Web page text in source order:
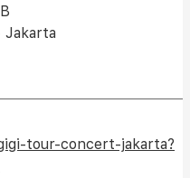
Jakarta
tour-concert-jakarta?